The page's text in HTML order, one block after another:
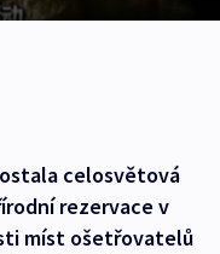
celosvětová
rezervace v
míst ošetřovatelů